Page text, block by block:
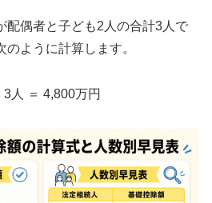
配偶者と子ども2人の合計3人で
ように計算します。
人 ＝ 4,800万円